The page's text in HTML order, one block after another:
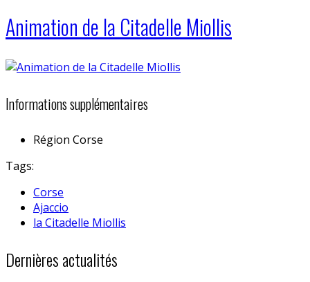
Animation de la Citadelle Miollis
Informations supplémentaires
Région Corse
Tags:
Corse
Ajaccio
la Citadelle Miollis
Dernières actualités